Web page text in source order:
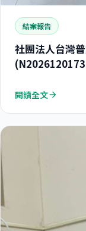
結案報告
社團法人台灣
閱讀全文arrow_forward